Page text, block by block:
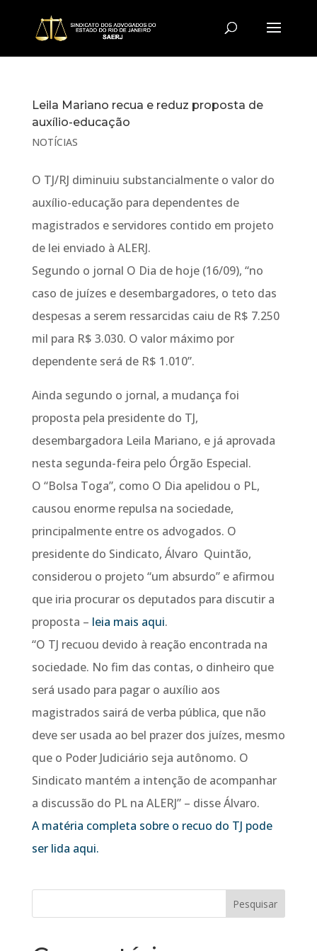
Leila Mariano recua e reduz proposta de
auxílio-educação
NOTÍCIAS
O TJ/RJ diminuiu substancialmente o valor do
auxílio-educação para dependentes de
magistrados e servidores contido em projeto
de lei enviado à ALERJ.
Segundo o jornal O Dia de hoje (16/09), “no
caso de juízes e desembargadores, o teto das
despesas a serem ressarcidas caiu de R$ 7.250
mil para R$ 3.030. O valor máximo por
dependente será de R$ 1.010”.
Ainda segundo o jornal, a mudança foi
proposta pela presidente do TJ,
desembargadora Leila Mariano, e já aprovada
nesta segunda-feira pelo Órgão Especial.
O “Bolsa Toga”, como O Dia apelidou o PL,
causou enorme repulsa na sociedade,
principalmente entre os advogados. O
presidente do Sindicato, Álvaro Quintão,
considerou o projeto “um absurdo” e afirmou
que iria procurar os deputados para discutir a
proposta – leia mais aqui.
“O TJ recuou devido à reação encontrada na
sociedade. No fim das contas, o dinheiro que
será usado para pagar o auxílio aos
magistrados sairá de verba pública, que não
deve ser usada ao bel prazer dos juízes, mesmo
que o Poder Judiciário seja autônomo. O
Sindicato mantém a intenção de acompanhar
a discussão do PL na ALERJ” – disse Álvaro.
A matéria completa sobre o recuo do TJ pode
ser lida aqui.